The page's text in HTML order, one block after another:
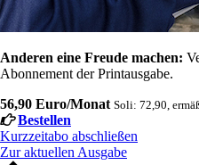
Anderen eine Freude machen:
Abonnement der Printausgabe.
56,90 Euro/Monat Soli: 72,90,
Bestellen
Kurzzeitabo abschließen
Zur aktuellen Ausgabe